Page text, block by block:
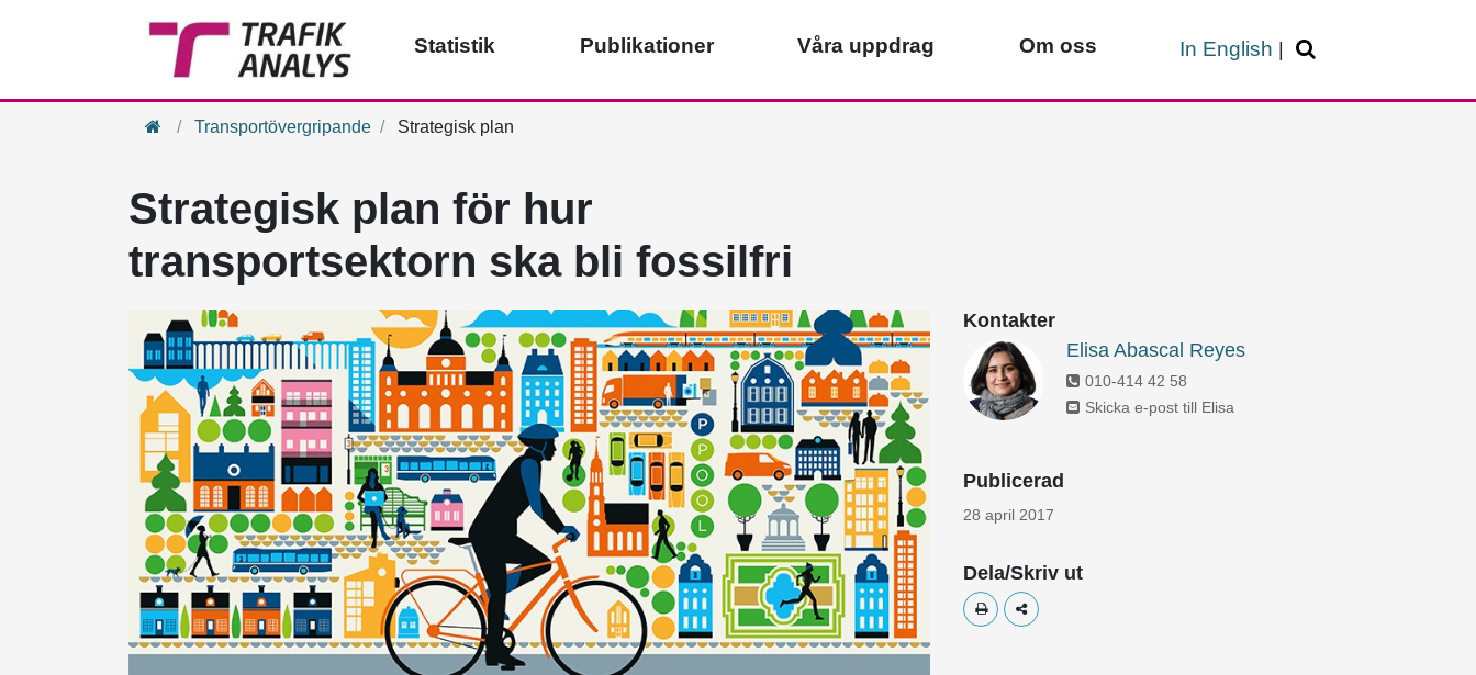
Statistik Publikationer Våra uppdrag Om oss In English
HemTransportövergripande Strategisk plan
Strategisk plan för hur
transportsektorn ska bli fossilfri
Kontakter
Elisa Abascal Reyes
010-414 42 58
Skicka e-post till Elisa
Publicerad
28 april 2017
Dela/Skriv ut
Skriv utDela